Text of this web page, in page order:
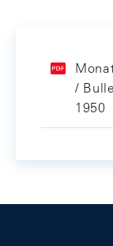
/
1950